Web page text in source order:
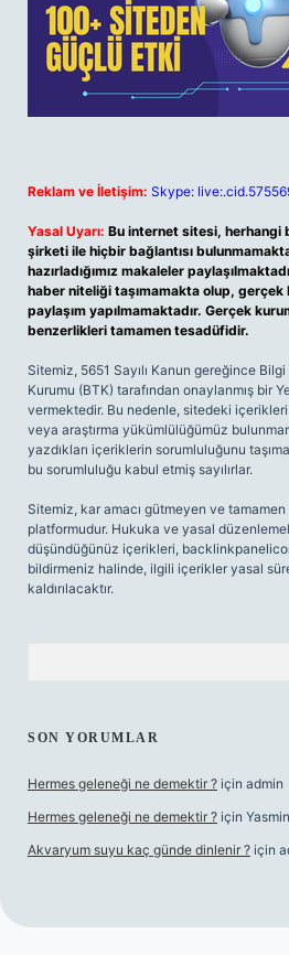
Reklam ve İletişim: Skype:
Yasal Uyarı: Bu internet sitesi, herhangi
şirketi ile hiçbir bağlantısı
hazırladığımız makaleler
haber niteliği taşımamakta olup, gerçek
paylaşım yapılmamaktadır. Gerçek
benzerlikleri tamamen tesadüfidir.
Sitemiz, 5651 Sayılı Kanun gereğince
Kurumu (BTK) tarafından onaylanmış bir
vermektedir. Bu nedenle, sitedeki
veya araştırma yükümlülüğümüz
yazdıkları içeriklerin sorumluluğunu
bu sorumluluğu kabul etmiş sayılırlar.
Sitemiz, kar amacı gütmeyen ve
platformudur. Hukuka ve yasal
düşündüğünüz içerikleri,
bildirmeniz halinde, ilgili içerikler yasal
kaldırılacaktır.
SON YORUMLAR
Hermes geleneği ne demektir ? için admin
Hermes geleneği ne demektir ? için Yasmin
Akvaryum suyu kaç günde dinlenir ? için